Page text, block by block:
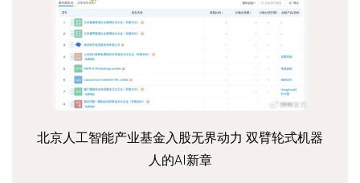
北京人工智能产业基金入股无界动力 双臂轮式机器
人的AI新章